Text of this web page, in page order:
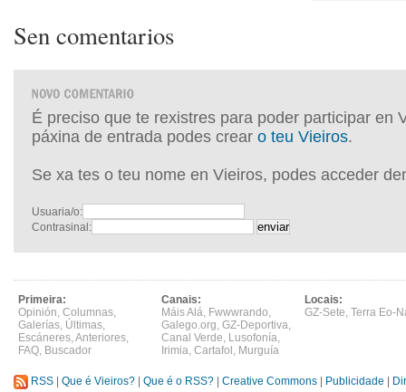
Sen comentarios
É preciso que te rexistres para poder participar en
páxina de entrada podes crear o teu Vieiros.
Se xa tes o teu nome en Vieiros, podes acceder
Usuaria/o:
Contrasinal:
Primeira:
Opinión, Columnas,
Galerías, Últimas,
Escáneres,Anteriores,
FAQ, Buscador
Canais:
Máis Alá, Fwwwrando,
Galego.org, GZ-Deportiva,
Canal Verde, Lusofonía,
Irimia, Cartafol , Murguía
Locais:
GZ-Sete, Terra Eo-
RSS Que é Vieiros? Que é o RSS? Creative Commons Publicidade